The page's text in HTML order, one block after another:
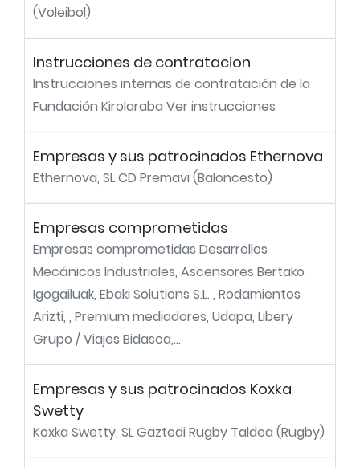
(Voleibol)
Instrucciones de contratacion
Instrucciones internas de contratación de la
Fundación Kirolaraba Ver instrucciones
Empresas y sus patrocinados Ethernova
Ethernova, SL CD Premavi (Baloncesto)
Empresas comprometidas
Empresas comprometidas Desarrollos
Mecánicos Industriales, Ascensores Bertako
Igogailuak, Ebaki Solutions S.L. , Rodamientos
Arizti, , Premium mediadores, Udapa, Libery
Grupo / Viajes Bidasoa,...
Empresas y sus patrocinados Koxka
Swetty
Koxka Swetty, SL Gaztedi Rugby Taldea (Rugby)